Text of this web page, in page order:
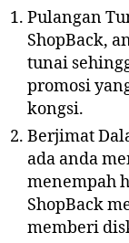
Pulangan
ShopBack,
tunai
promosi
kongsi.
Berjimat
ada anda
menempah
ShopBack
memberi